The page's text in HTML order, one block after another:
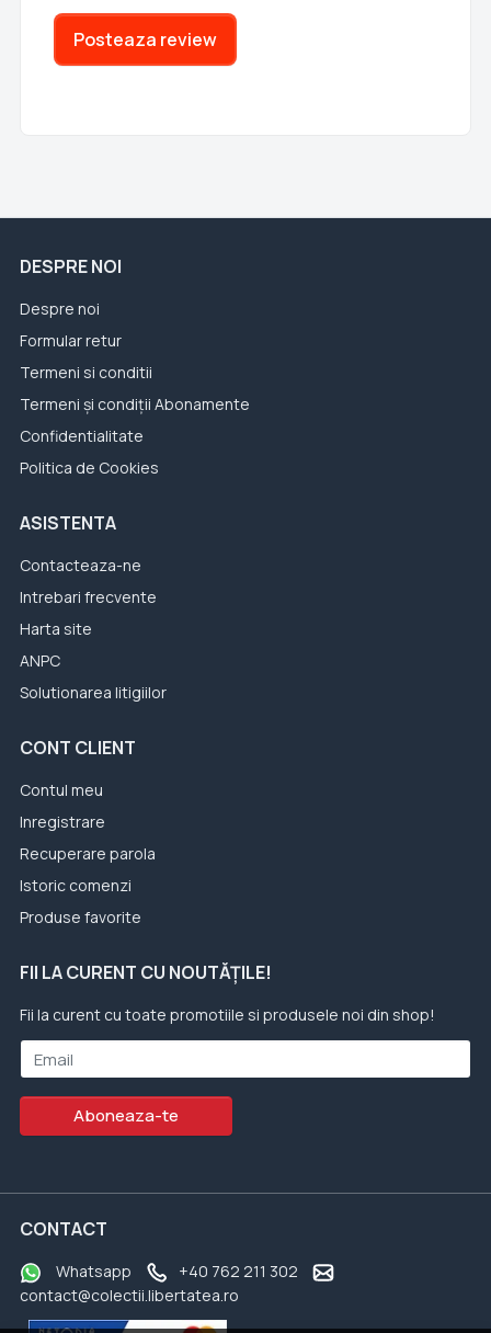
Posteaza review
DESPRE NOI
Despre noi
Formular retur
Termeni si conditii
Termeni și condiții Abonamente
Confidentialitate
Politica de Cookies
ASISTENTA
Contacteaza-ne
Intrebari frecvente
Harta site
ANPC
Solutionarea litigiilor
CONT CLIENT
Contul meu
Inregistrare
Recuperare parola
Istoric comenzi
Produse favorite
FII LA CURENT CU NOUTĂȚILE!
Fii la curent cu toate promotiile si produsele noi din shop!
Email
Aboneaza-te
CONTACT
Whatsapp
+40 762 211 302
contact@colectii.libertatea.ro